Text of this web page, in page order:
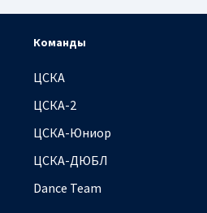
Команды
ЦСКА
ЦСКА-2
ЦСКА-Юниор
ЦСКА-ДЮБЛ
Dance Team